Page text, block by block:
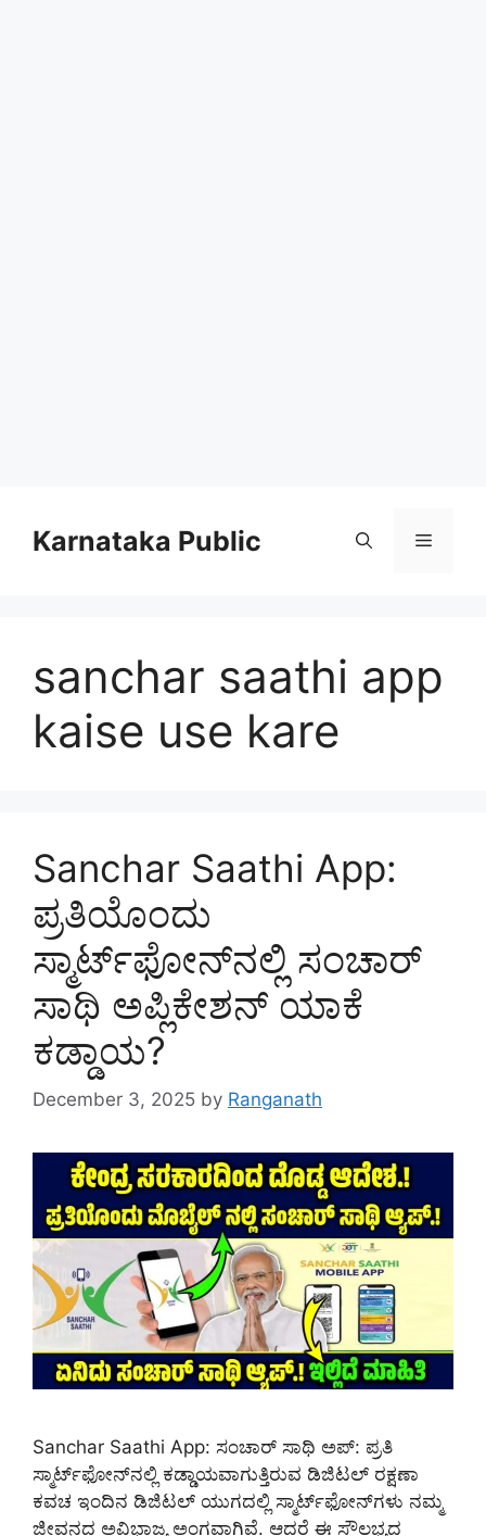
contentKarnataka Public Menu
sanchar saathi app
kaise use kare
Sanchar Saathi App:
ಪ್ರತಿಯೊಂದು
ಸ್ಮಾರ್ಟ್‌ಫೋನ್‌ನಲ್ಲಿ ಸಂಚಾರ್
ಸಾಥಿ ಅಪ್ಲಿಕೇಶನ್ ಯಾಕೆ
ಕಡ್ಡಾಯ?
December 3, 2025 by Ranganath
Sanchar Saathi App: ಸಂಚಾರ್ ಸಾಥಿ ಅಪ್: ಪ್ರತಿ
ಸ್ಮಾರ್ಟ್‌ಫೋನ್‌ನಲ್ಲಿ ಕಡ್ಡಾಯವಾಗುತ್ತಿರುವ ಡಿಜಿಟಲ್ ರಕ್ಷಣಾ
ಕವಚ ಇಂದಿನ ಡಿಜಿಟಲ್ ಯುಗದಲ್ಲಿ ಸ್ಮಾರ್ಟ್‌ಫೋನ್‌ಗಳು ನಮ್ಮ
ಜೀವನದ ಅವಿಭಾಜ್ಯ ಅಂಗವಾಗಿವೆ. ಆದರೆ ಈ ಸೌಲಭ್ಯದ